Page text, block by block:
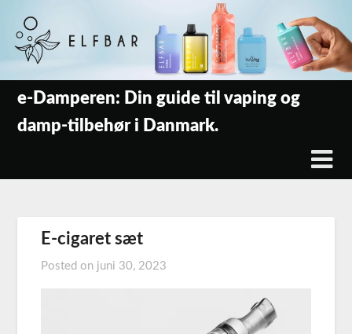
content
e-Damperen: Din guide til vaping og
damp-tilbehør i Danmark.
E-cigaret sæt
Posted on juni 30, 2023